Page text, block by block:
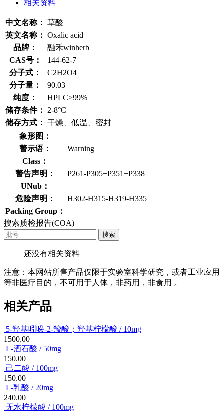
相关资料
中文名称： 草酸
英文名称： Oxalic acid
品牌：
融禾winherb
CAS号：
144-62-7
分子式：
C2H2O4
分子量：
90.03
纯度：
HPLC≥99%
储存条件：
2-8°C
储存方式： 干燥、低温、密封
象形图：
警示语：
Warning
Class：
警告声明：
P261-P305+P351+P338
UNub：
危险声明：
H302-H315-H319-H335
Packing Group：
搜索质检报告(COA)
搜索
还没有相关资料
注意：本网站所售产品仅限于实验室科学研究，或者工业应用
等非医疗目的，不可用于人体，非药用，非食用 。
相关产品
5-羟基吲哚-2-羧酸；羟基柠檬酸 / 10mg
1500.00
L-酒石酸 / 50mg
150.00
己二酸 / 100mg
150.00
L-乳酸 / 20mg
240.00
无水柠檬酸 / 100mg